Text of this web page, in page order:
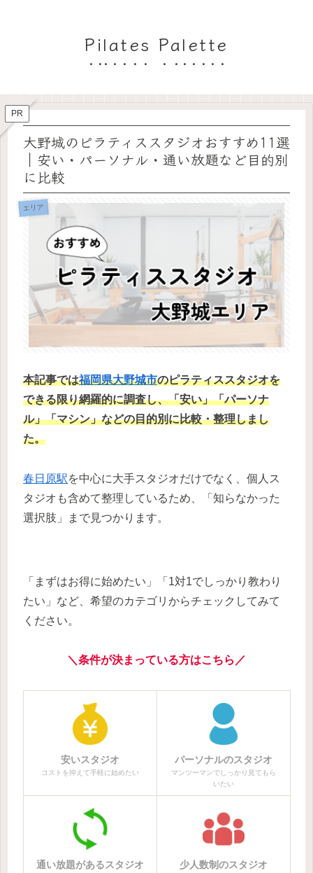
Pilates Palette
PR
大野城のピラティススタジオおすすめ11選
｜安い・パーソナル・通い放題など目的別
に比較
エリア
本記事では福岡県大野城市のピラティススタジオを
できる限り網羅的に調査し、「安い」「パーソナ
ル」「マシン」などの目的別に比較・整理しまし
た。
春日原駅を中心に大手スタジオだけでなく、個人ス
タジオも含めて整理しているため、「知らなかった
選択肢」まで見つかります。
「まずはお得に始めたい」「1対1でしっかり教わり
たい」など、希望のカテゴリからチェックしてみて
ください。
＼条件が決まっている方はこちら／
安いスタジオ
コストを抑えて手軽に始めたい
パーソナルのスタジオ
マンツーマンでしっかり見てもら
いたい
通い放題があるスタジオ 少人数制のスタジオ